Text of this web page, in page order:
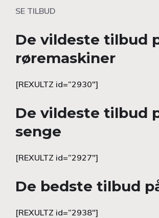
SE TILBUD
De vildeste tilbud
røremaskiner
[REXULTZ id=”2930″]
De vildeste tilbud
senge
[REXULTZ id=”2927″]
De bedste tilbud
[REXULTZ id=”2938″]